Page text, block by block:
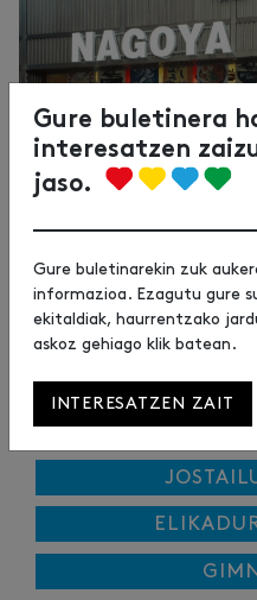
Gure buletinera
interesatzen
jaso.
Gure buletinarekin zuk
informazioa. Ezagutu gure
ekitaldiak, haurrentzako
askoz gehiago klik batean.
INTERESATZEN ZAIT